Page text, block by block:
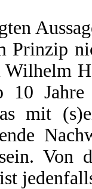
Prinzip
Wilhelm
10
mit
Von